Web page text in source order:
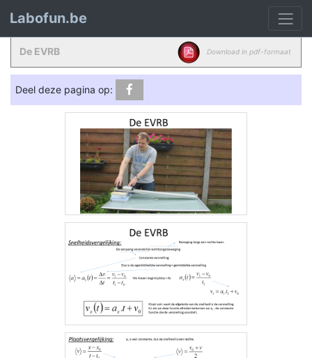
Labofun.be
De EVRB Download in pdf-formaat
Deel deze pagina op: